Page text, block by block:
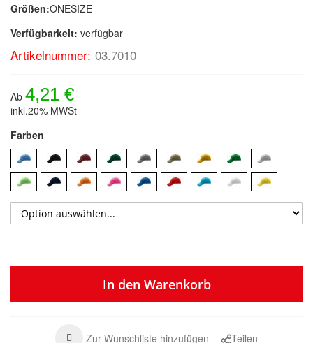
Größen:ONESIZE
Verfügbarkeit: verfügbar
Artikelnummer: 03.7010
Ab 4,21 €
inkl.20% MWSt
Farben
In den Warenkorb
Zur Wunschliste hinzufügen Teilen